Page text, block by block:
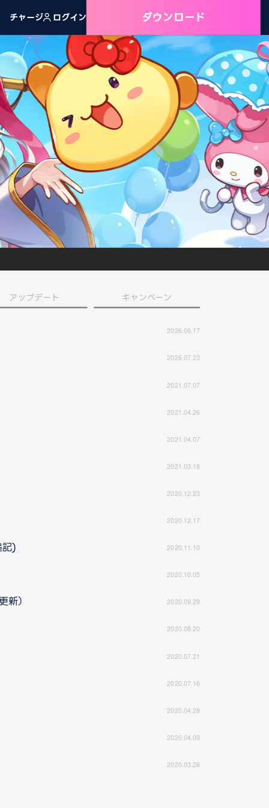
チャージ ログイン ダウンロード
アップデート キャンペーン
2026.06.17
2026.07.23
2021.07.07
2021.04.26
2021.04.07
2021.03.18
2020.12.23
2020.12.17
) 2020.11.10
2020.10.05
） 2020.09.29
2020.08.20
2020.07.21
2020.07.16
2020.04.28
2020.04.09
2020.03.26